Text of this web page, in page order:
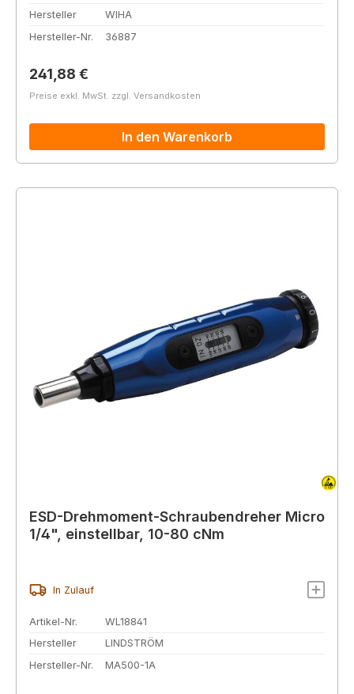
Hersteller
WIHA
Hersteller-Nr.
36887
Regulärer Preis:
241,88 €
Preise exkl. MwSt. zzgl. Versandkosten
In den Warenkorb
ESD-Drehmoment-Schraubendreher Micro
1/4", einstellbar, 10-80 cNm
In Zulauf
Artikel-Nr.
WL18841
Hersteller
LINDSTRÖM
Hersteller-Nr.
MA500-1A